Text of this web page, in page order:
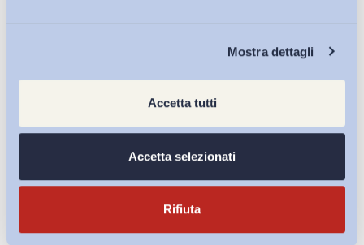
Mostra dettagli
Accetta tutti
Accetta selezionati
Rifiuta